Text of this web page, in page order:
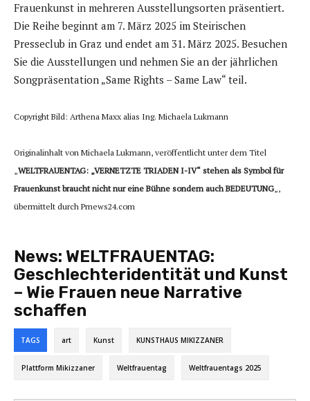
Frauenkunst in mehreren Ausstellungsorten präsentiert.
Die Reihe beginnt am 7. März 2025 im Steirischen
Presseclub in Graz und endet am 31. März 2025. Besuchen
Sie die Ausstellungen und nehmen Sie an der jährlichen
Songpräsentation „Same Rights – Same Law“ teil.
Copyright Bild: Arthena Maxx alias Ing. Michaela Lukmann
Originalinhalt von Michaela Lukmann, veröffentlicht unter dem Titel
„WELTFRAUENTAG: „VERNETZTE TRIADEN I-IV“ stehen als Symbol für
Frauenkunst braucht nicht nur eine Bühne sondern auch BEDEUTUNG„,
übermittelt durch Prnews24.com
News: WELTFRAUENTAG:
Geschlechteridentität und Kunst
– Wie Frauen neue Narrative
schaffen
TAGS art Kunst KUNSTHAUS MIKIZZANER
Plattform Mikizzaner Weltfrauentag Weltfrauentags 2025